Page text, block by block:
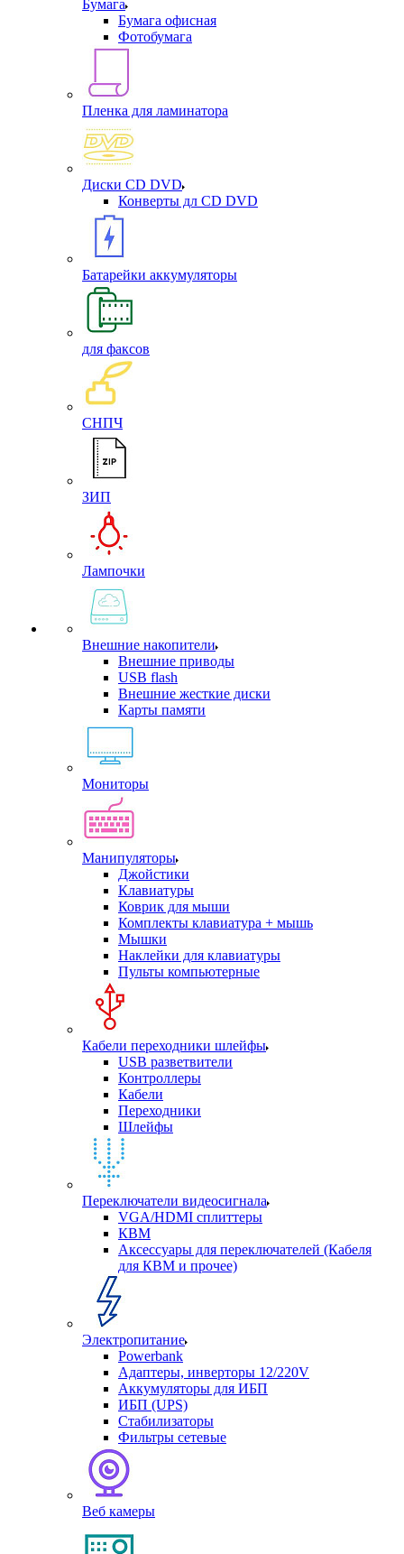
Бумага
Бумага офисная
Фотобумага
Пленка для ламинатора
Диски CD DVD
Конверты дл CD DVD
Батарейки аккумуляторы
для факсов
СНПЧ
ЗИП
Лампочки
Внешние накопители
Внешние приводы
USB flash
Внешние жесткие диски
Карты памяти
Мониторы
Манипуляторы
Джойстики
Клавиатуры
Коврик для мыши
Комплекты клавиатура + мышь
Мышки
Наклейки для клавиатуры
Пульты компьютерные
Кабели переходники шлейфы
USB разветвители
Контроллеры
Кабели
Переходники
Шлейфы
Переключатели видеосигнала
VGA/HDMI сплиттеры
КВМ
Аксессуары для переключателей (Кабеля
для КВМ и прочее)
Электропитание
Powerbank
Адаптеры, инверторы 12/220V
Аккумуляторы для ИБП
ИБП (UPS)
Стабилизаторы
Фильтры сетевые
Веб камеры